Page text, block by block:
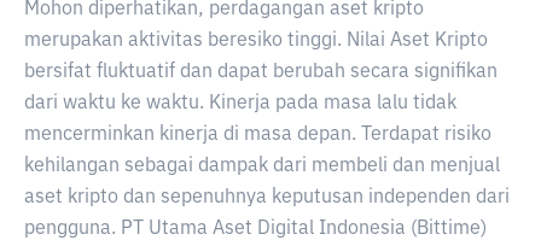
Mohon diperhatikan, perdagangan aset kripto
merupakan aktivitas beresiko tinggi. Nilai Aset Kripto
bersifat fluktuatif dan dapat berubah secara signifikan
dari waktu ke waktu. Kinerja pada masa lalu tidak
mencerminkan kinerja di masa depan. Terdapat risiko
kehilangan sebagai dampak dari membeli dan menjual
aset kripto dan sepenuhnya keputusan independen dari
pengguna. PT Utama Aset Digital Indonesia (Bittime)